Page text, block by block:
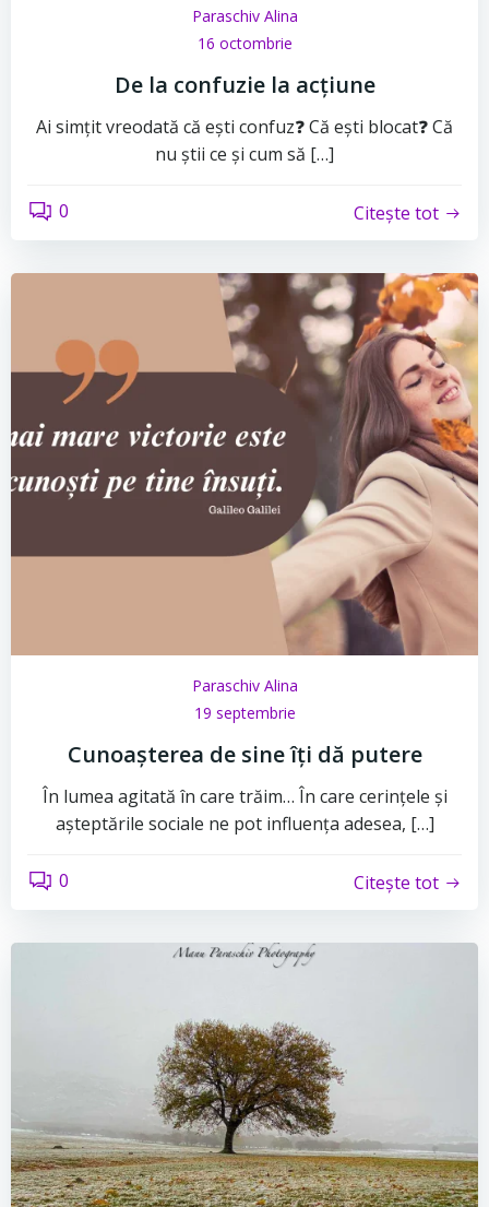
Paraschiv Alina
16 octombrie
De la confuzie la acțiune
Ai simțit vreodată că ești confuz❓ Că ești blocat❓ Că
nu știi ce și cum să […]
0 Citește tot
Paraschiv Alina
19 septembrie
Cunoașterea de sine îți dă putere
În lumea agitată în care trăim… În care cerințele și
așteptările sociale ne pot influența adesea, […]
0 Citește tot